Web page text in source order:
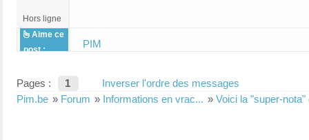
Hors ligne
Aime ce
post :
PIM
Pages : 1
Inverser l'ordre des messages
Pim.be » Forum » Informations en vrac... » Voici la "super-nota"